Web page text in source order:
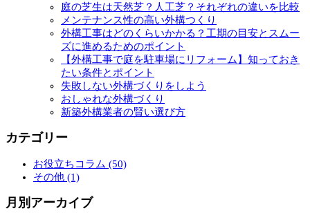
庭の芝生は天然芝？人工芝？それぞれの違いを比較
メンテナンス性の高い外構つくり
外構工事はどのくらいかかる？工期の目安とスムー
ズに進めるためのポイント
【外構工事で庭を駐車場にリフォーム】知っておき
たい条件とポイント
失敗しない外構づくりをしよう
おしゃれな外構づくり
新築外構業者の賢い選び方
カテゴリー
お役立ちコラム (50)
その他 (1)
月別アーカイブ